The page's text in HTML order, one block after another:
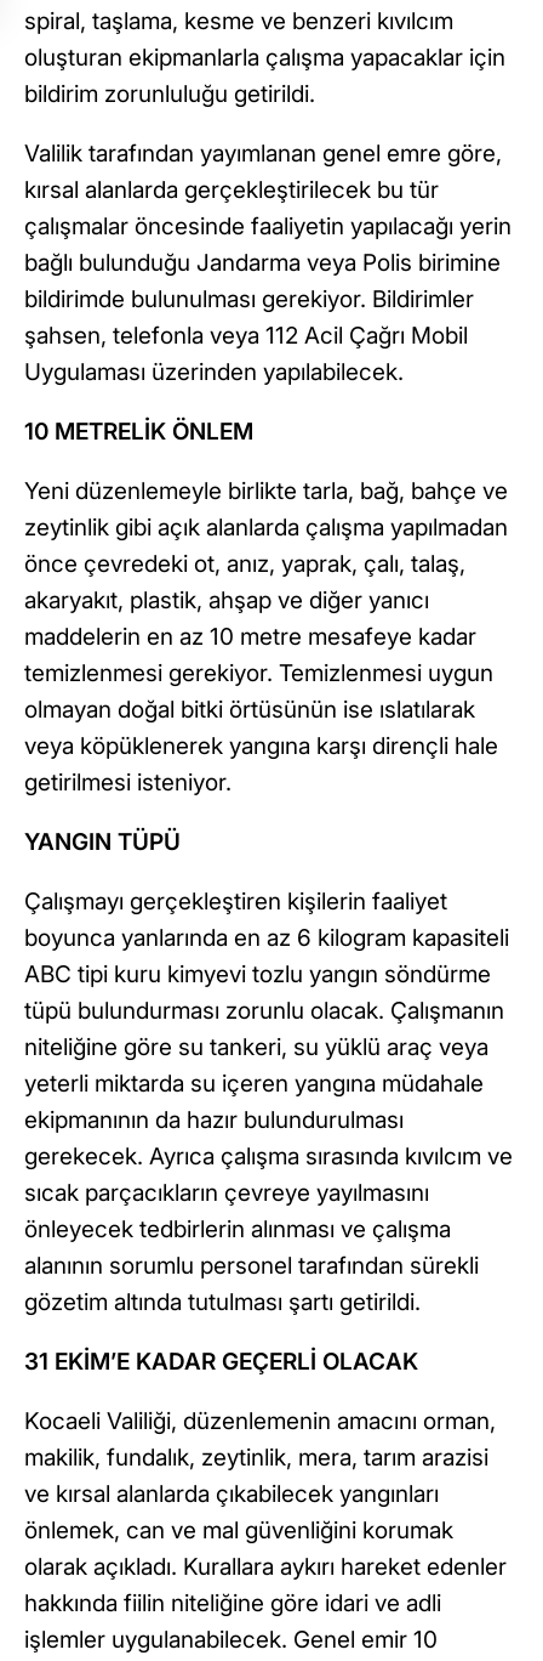
spiral, taşlama, kesme ve benzeri kıvılcım
oluşturan ekipmanlarla çalışma yapacaklar için
bildirim zorunluluğu getirildi.
Valilik tarafından yayımlanan genel emre göre,
kırsal alanlarda gerçekleştirilecek bu tür
çalışmalar öncesinde faaliyetin yapılacağı yerin
bağlı bulunduğu Jandarma veya Polis birimine
bildirimde bulunulması gerekiyor. Bildirimler
şahsen, telefonla veya 112 Acil Çağrı Mobil
Uygulaması üzerinden yapılabilecek.
10 METRELİK ÖNLEM
Yeni düzenlemeyle birlikte tarla, bağ, bahçe ve
zeytinlik gibi açık alanlarda çalışma yapılmadan
önce çevredeki ot, anız, yaprak, çalı, talaş,
akaryakıt, plastik, ahşap ve diğer yanıcı
maddelerin en az 10 metre mesafeye kadar
temizlenmesi gerekiyor. Temizlenmesi uygun
olmayan doğal bitki örtüsünün ise ıslatılarak
veya köpüklenerek yangına karşı dirençli hale
getirilmesi isteniyor.
YANGIN TÜPÜ
Çalışmayı gerçekleştiren kişilerin faaliyet
boyunca yanlarında en az 6 kilogram kapasiteli
ABC tipi kuru kimyevi tozlu yangın söndürme
tüpü bulundurması zorunlu olacak. Çalışmanın
niteliğine göre su tankeri, su yüklü araç veya
yeterli miktarda su içeren yangına müdahale
ekipmanının da hazır bulundurulması
gerekecek. Ayrıca çalışma sırasında kıvılcım ve
sıcak parçacıkların çevreye yayılmasını
önleyecek tedbirlerin alınması ve çalışma
alanının sorumlu personel tarafından sürekli
gözetim altında tutulması şartı getirildi.
31 EKİM’E KADAR GEÇERLİ OLACAK
Kocaeli Valiliği, düzenlemenin amacını orman,
makilik, fundalık, zeytinlik, mera, tarım arazisi
ve kırsal alanlarda çıkabilecek yangınları
önlemek, can ve mal güvenliğini korumak
olarak açıkladı. Kurallara aykırı hareket edenler
hakkında fiilin niteliğine göre idari ve adli
işlemler uygulanabilecek. Genel emir 10